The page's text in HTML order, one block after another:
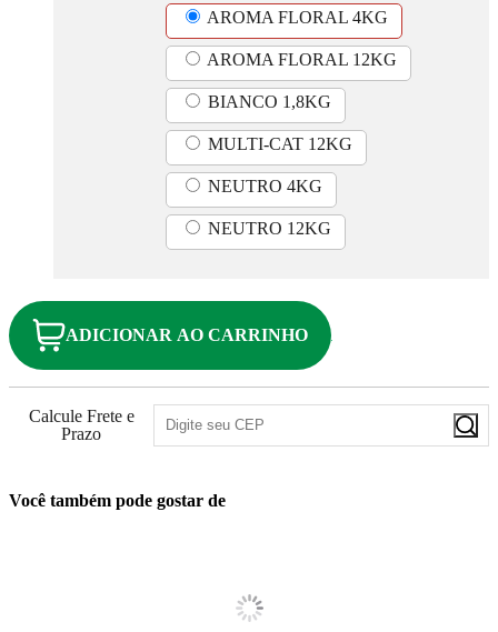
AROMA FLORAL 4KG
AROMA FLORAL 12KG
BIANCO 1,8KG
MULTI-CAT 12KG
NEUTRO 4KG
NEUTRO 12KG
ADICIONAR AO CARRINHO
Calcule Frete e
Prazo
Você também pode gostar de